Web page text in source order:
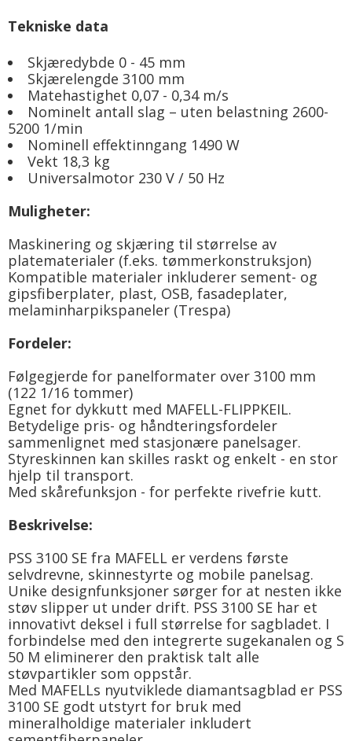
Tekniske data
Skjæredybde 0 - 45 mm
Skjærelengde 3100 mm
Matehastighet 0,07 - 0,34 m/s
Nominelt antall slag – uten belastning 2600-
5200 1/min
Nominell effektinngang 1490 W
Vekt 18,3 kg
Universalmotor 230 V / 50 Hz
Muligheter:
Maskinering og skjæring til størrelse av
platematerialer (f.eks. tømmerkonstruksjon)
Kompatible materialer inkluderer sement- og
gipsfiberplater, plast, OSB, fasadeplater,
melaminharpikspaneler (Trespa)
Fordeler:
Følgegjerde for panelformater over 3100 mm
(122 1/16 tommer)
Egnet for dykkutt med MAFELL-FLIPPKEIL.
Betydelige pris- og håndteringsfordeler
sammenlignet med stasjonære panelsager.
Styreskinnen kan skilles raskt og enkelt - en stor
hjelp til transport.
Med skårefunksjon - for perfekte rivefrie kutt.
Beskrivelse:
PSS 3100 SE fra MAFELL er verdens første
selvdrevne, skinnestyrte og mobile panelsag.
Unike designfunksjoner sørger for at nesten ikke
støv slipper ut under drift. PSS 3100 SE har et
innovativt deksel i full størrelse for sagbladet. I
forbindelse med den integrerte sugekanalen og S
50 M eliminerer den praktisk talt alle
støvpartikler som oppstår.
Med MAFELLs nyutviklede diamantsagblad er PSS
3100 SE godt utstyrt for bruk med
mineralholdige materialer inkludert